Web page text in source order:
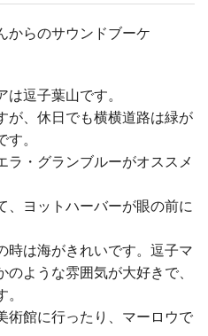
からのサウンドブーケ
逗子葉山です。
が、休日でも横横道路は緑が
。
ラ・グランブルーがオススメ
、ヨットハーバーが眼の前に
時は海がきれいです。逗子マ
ような雰囲気が大好きで、
術館に行ったり、マーロウで